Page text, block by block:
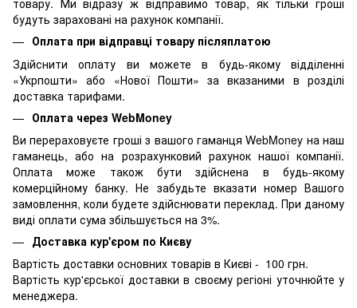
товару. Ми відразу ж відправимо товар, як тільки гроші
будуть зараховані на рахунок компанії.
Оплата при відправці товару післяплатою
Здійснити оплату ви можете в будь-якому відділенні
«Укрпошти» або «Нової Пошти» за вказаними в розділі
доставка тарифами.
Оплата через WebMoney
Ви перераховуєте гроші з вашого гаманця WebMoney на наш
гаманець, або на розрахунковий рахунок нашої компанії.
Оплата може також бути здійснена в будь-якому
комерційному банку. Не забудьте вказати номер Вашого
замовлення, коли будете здійснювати переклад. При даному
виді оплати сума збільшується на 3%.
Доставка кур'єром по Києву
Вартість доставки основних товарів в Києві - 100 грн.
Вартість кур'єрської доставки в своєму регіоні уточнюйте у
менеджера.